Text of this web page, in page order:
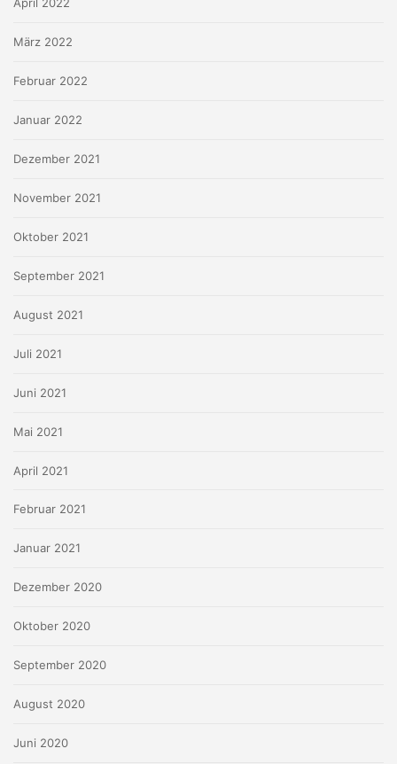
März 2022
Februar 2022
Januar 2022
Dezember 2021
November 2021
Oktober 2021
September 2021
August 2021
Juli 2021
Juni 2021
Mai 2021
April 2021
Februar 2021
Januar 2021
Dezember 2020
Oktober 2020
September 2020
August 2020
Juni 2020